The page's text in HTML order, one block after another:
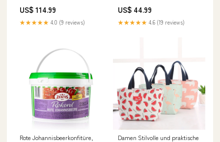
US$ 114.99
★★★★★ 4.0 (9 reviews)
US$ 44.99
★★★★★ 4.6 (19 reviews)
Rote Johannisbeerkonfitüre,
Damen Stilvolle und praktische